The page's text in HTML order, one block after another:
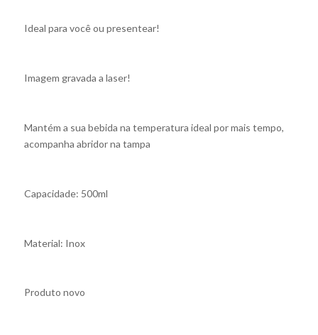
Ideal para você ou presentear!
Imagem gravada a laser!
Mantém a sua bebida na temperatura ideal por mais tempo,
acompanha abridor na tampa
Capacidade: 500ml
Material: Inox
Produto novo